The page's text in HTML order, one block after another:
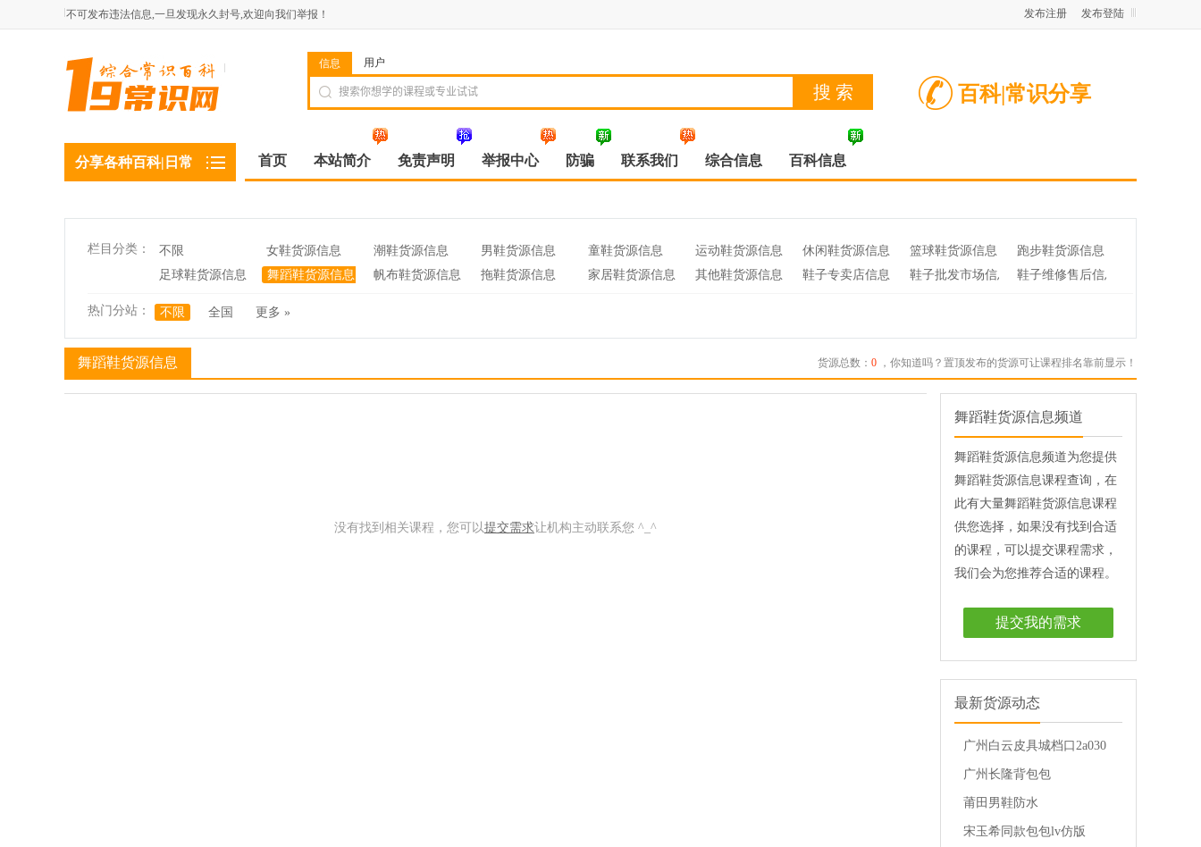
不可发布违法信息,一旦发现永久封号,欢迎向我们举报！ 发布登陆
发布注册
百科|常识分享
信息 用户
分享各种百科|日常 首页 本站简介 免责声明 举报中心 防骗 联系我们 综合信息 百科信息
栏目分类： 不限 女鞋货源信息 潮鞋货源信息 男鞋货源信息 童鞋货源信息 运动鞋货源信息 休闲鞋货源信息 篮球鞋货源信息
跑步鞋货源信息
足球鞋货源信息
舞蹈鞋货源信息 帆布鞋货源信息 拖鞋货源信息 家居鞋货源信息 其他鞋货源信息 鞋子专卖店信息 鞋子批发市场信息 鞋子维修售后信息
热门分站： 不限 全国 更多 »
舞蹈鞋货源信息 货源总数： 0 ，你知道吗？置顶发布的货源可让课程排名靠前显示！
舞蹈鞋货源信息频道
舞蹈鞋货源信息频道为您提供
舞蹈鞋货源信息课程查询，在
此有大量舞蹈鞋货源信息课程
供您选择，如果没有找到合适
的课程，可以提交课程需求，
我们会为您推荐合适的课程。
提交我的需求
最新货源动态
广州白云皮具城档口2a030
档
广州长隆背包包
莆田男鞋防水
宋玉希同款包包lv仿版
没有找到相关课程，您可以提交需求让机构主动联系您 ^_^